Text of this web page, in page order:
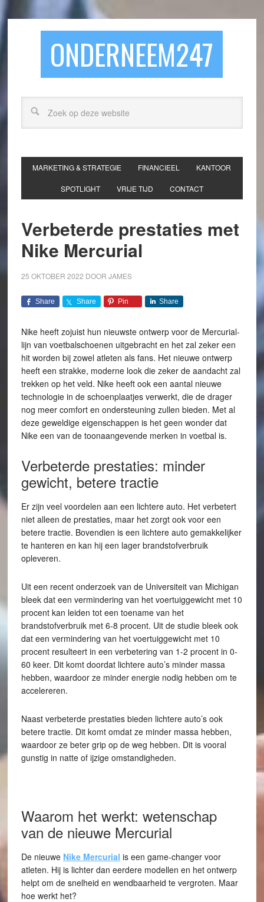
ONDERNEEM247
MARKETING & STRATEGIE FINANCIEEL KANTOOR
SPOTLIGHT VRIJE TIJD CONTACT
Verbeterde prestaties met
Nike Mercurial
25 OKTOBER 2022 DOOR JAMES
Share Share Pin Share
Nike heeft zojuist hun nieuwste ontwerp voor de Mercurial-
lijn van voetbalschoenen uitgebracht en het zal zeker een
hit worden bij zowel atleten als fans. Het nieuwe ontwerp
heeft een strakke, moderne look die zeker de aandacht zal
trekken op het veld. Nike heeft ook een aantal nieuwe
technologie in de schoenplaatjes verwerkt, die de drager
nog meer comfort en ondersteuning zullen bieden. Met al
deze geweldige eigenschappen is het geen wonder dat
Nike een van de toonaangevende merken in voetbal is.
Verbeterde prestaties: minder
gewicht, betere tractie
Er zijn veel voordelen aan een lichtere auto. Het verbetert
niet alleen de prestaties, maar het zorgt ook voor een
betere tractie. Bovendien is een lichtere auto gemakkelijker
te hanteren en kan hij een lager brandstofverbruik
opleveren.
Uit een recent onderzoek van de Universiteit van Michigan
bleek dat een vermindering van het voertuiggewicht met 10
procent kan leiden tot een toename van het
brandstofverbruik met 6-8 procent. Uit de studie bleek ook
dat een vermindering van het voertuiggewicht met 10
procent resulteert in een verbetering van 1-2 procent in 0-
60 keer. Dit komt doordat lichtere auto’s minder massa
hebben, waardoor ze minder energie nodig hebben om te
accelereren.
Naast verbeterde prestaties bieden lichtere auto’s ook
betere tractie. Dit komt omdat ze minder massa hebben,
waardoor ze beter grip op de weg hebben. Dit is vooral
gunstig in natte of ijzige omstandigheden.
Waarom het werkt: wetenschap
van de nieuwe Mercurial
De nieuwe Nike Mercurial is een game-changer voor
atleten. Hij is lichter dan eerdere modellen en het ontwerp
helpt om de snelheid en wendbaarheid te vergroten. Maar
hoe werkt het?